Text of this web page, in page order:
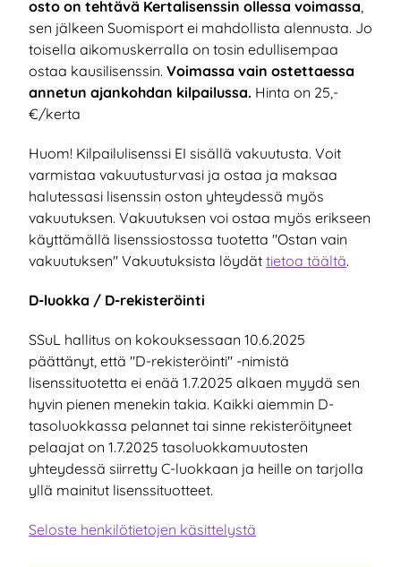
osto on tehtävä Kertalisenssin ollessa voimassa,
sen jälkeen Suomisport ei mahdollista alennusta. Jo
toisella aikomuskerralla on tosin edullisempaa
ostaa kausilisenssin. Voimassa vain ostettaessa
annetun ajankohdan kilpailussa. Hinta on 25,-
€/kerta
Huom! Kilpailulisenssi EI sisällä vakuutusta. Voit
varmistaa vakuutusturvasi ja ostaa ja maksaa
halutessasi lisenssin oston yhteydessä myös
vakuutuksen. Vakuutuksen voi ostaa myös erikseen
käyttämällä lisenssiostossa tuotetta "Ostan vain
vakuutuksen" Vakuutuksista löydät tietoa täältä.
D-luokka / D-rekisteröinti
SSuL hallitus on kokouksessaan 10.6.2025
päättänyt, että "D-rekisteröinti" -nimistä
lisenssituotetta ei enää 1.7.2025 alkaen myydä sen
hyvin pienen menekin takia. Kaikki aiemmin D-
tasoluokkassa pelannet tai sinne rekisteröityneet
pelaajat on 1.7.2025 tasoluokkamuutosten
yhteydessä siirretty C-luokkaan ja heille on tarjolla
yllä mainitut lisenssituotteet.
Seloste henkilötietojen käsittelystä